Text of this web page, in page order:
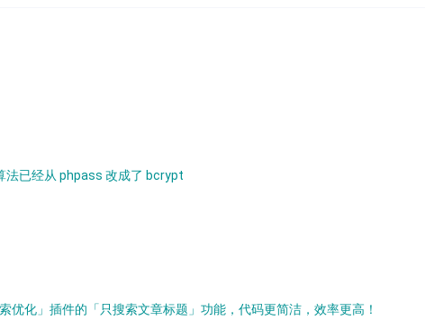
法已经从 phpass 改成了 bcrypt​
优化」插件的「只搜索文章标题」功能，代码更简洁，效率更高！